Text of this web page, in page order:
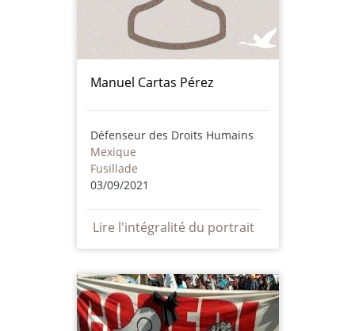
Manuel Cartas Pérez
Défenseur des Droits Humains
Mexique
Fusillade
03/09/2021
Lire l'intégralité du portrait